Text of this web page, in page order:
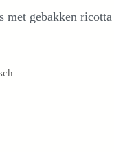
met gebakken ricotta